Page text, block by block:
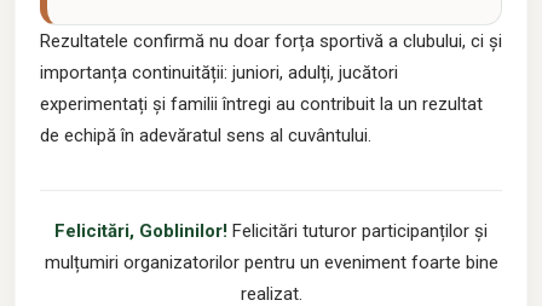
Rezultatele confirmă nu doar forța sportivă a clubului, ci și
importanța continuității: juniori, adulți, jucători
experimentați și familii întregi au contribuit la un rezultat
de echipă în adevăratul sens al cuvântului.
Felicitări, Goblinilor! Felicitări tuturor participanților și
mulțumiri organizatorilor pentru un eveniment foarte bine
realizat.